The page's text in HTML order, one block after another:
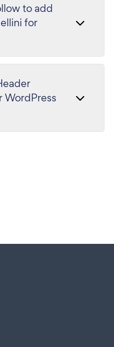
to add
for
WordPress